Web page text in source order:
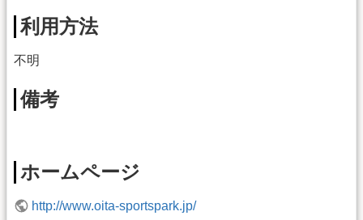
利用方法
不明
備考
ホームページ
http://www.oita-sportspark.jp/